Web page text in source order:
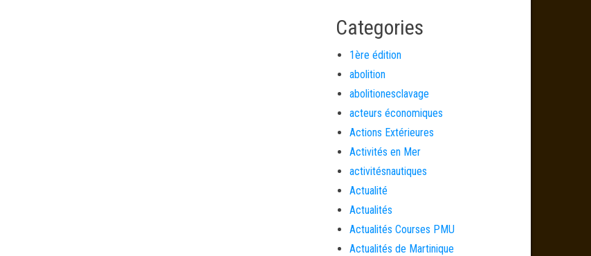
Categories
1ère édition
abolition
abolitionesclavage
acteurs économiques
Actions Extérieures
Activités en Mer
activitésnautiques
Actualité
Actualités
Actualités Courses PMU
Actualités de Martinique